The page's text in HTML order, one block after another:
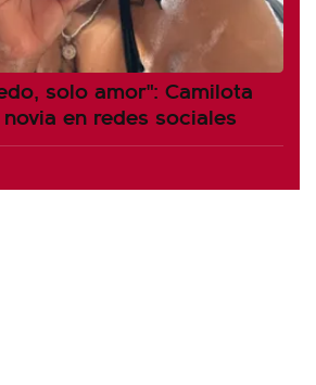
solo amor": Camilota
en redes sociales